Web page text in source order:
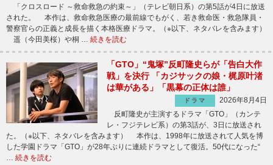
「クロスロード ～救命救急の約束～」（テレビ朝日系）の第5話が4日に放送
された。 本作は、救命救急医療の最前線でもがく、若き救命医・救急隊員・
警察官らの正義と成長を描く本格医療ドラマ。（※以下、ネタバレを含みます）
遥（今田美桜）や桐 … 続きを読む
「GTO」“鬼塚”反町隆史らが「告白大作
戦」を決行 「カジサックの娘・梶原叶渚
は華がある」「黒幕の正体は誰」
ドラマ
2026年8月4日
反町隆史が主演するドラマ「GTO」（カンテ
レ・フジテレビ系）の第3話が、3日に放送され
た。（※以下、ネタバレを含みます） 本作は、1998年に放送されて人気を博
した学園ドラマ「GTO」が28年ぶりに連続ドラマとして復活。50代になった“
… 続きを読む